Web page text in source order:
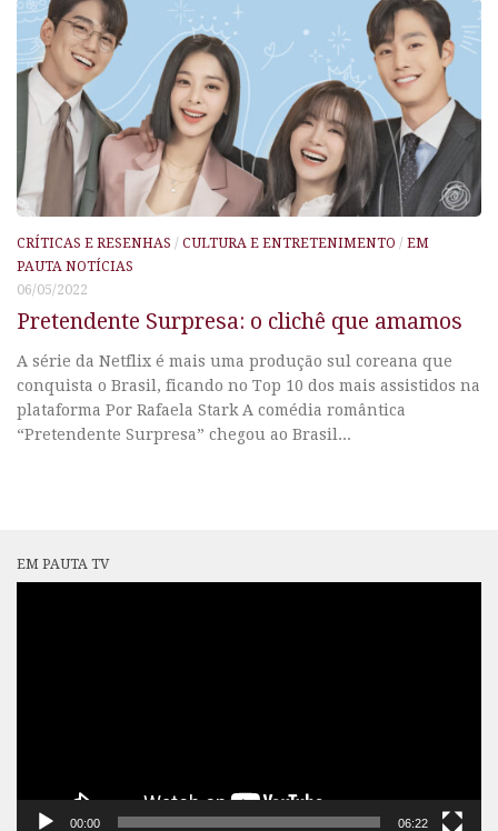
CRÍTICAS E RESENHAS / CULTURA E ENTRETENIMENTO / EM
PAUTA NOTÍCIAS
06/05/2022
Pretendente Surpresa: o clichê que amamos
A série da Netflix é mais uma produção sul coreana que
conquista o Brasil, ficando no Top 10 dos mais assistidos na
plataforma Por Rafaela Stark A comédia romântica
“Pretendente Surpresa” chegou ao Brasil...
EM PAUTA TV
00:00 06:22